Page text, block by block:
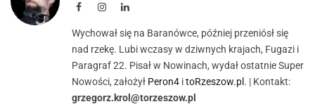
FacebookInstagramLinkedIn
Wychował się na Baranówce, później przeniósł się
nad rzekę. Lubi wczasy w dziwnych krajach, Fugazi i
Paragraf 22. Pisał w Nowinach, wydał ostatnie Super
Nowości, założył Peron4 itoRzeszow.pl . | Kontakt:
grzegorz.krol@torzeszow.pl